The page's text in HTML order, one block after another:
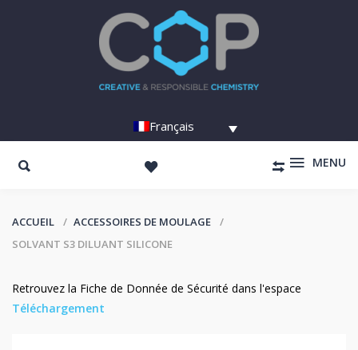
Français
MENU
ACCUEIL
ACCESSOIRES DE MOULAGE
SOLVANT S3 DILUANT SILICONE
Retrouvez la Fiche de Donnée de Sécurité dans l'espace
Téléchargement